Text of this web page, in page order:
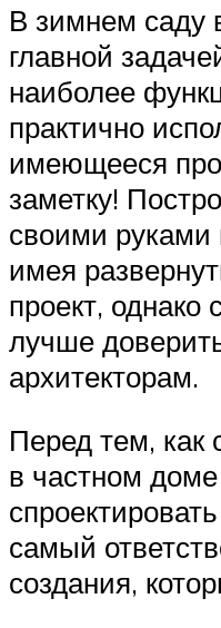
В зимнем саду
главной
наиболее
практично
имеющееся
заметку!
своими руками
имея
проект, однако
лучше
архитекторам.
Перед тем, как
в частном
самый
создания,